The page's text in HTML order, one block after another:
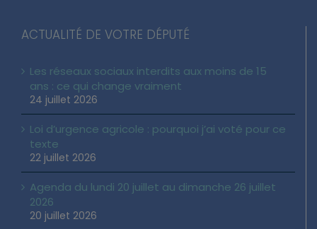
ACTUALITÉ DE VOTRE DÉPUTÉ
Les réseaux sociaux interdits aux moins de 15
ans : ce qui change vraiment
24 juillet 2026
Loi d’urgence agricole : pourquoi j’ai voté pour ce
texte
22 juillet 2026
Agenda du lundi 20 juillet au dimanche 26 juillet
2026
20 juillet 2026